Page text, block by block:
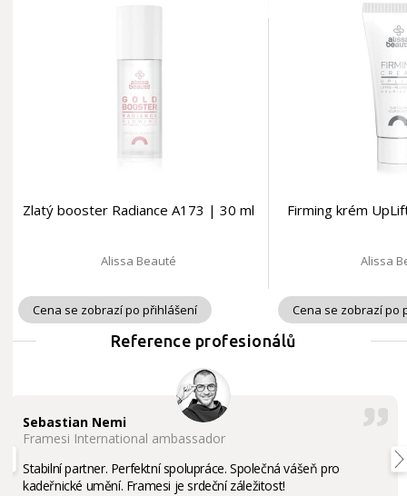
Zlatý booster Radiance A173 | 30 ml
Alissa Beauté
Cena se zobrazí po přihlášení
Firming krém
Alissa
Cena se zobrazí po
Reference profesionálů
Sebastian Nemi
Framesi International ambassador
Stabilní partner. Perfektní spolupráce. Společná vášeň pro
kadeřnické umění. Framesi je srdeční záležitost!